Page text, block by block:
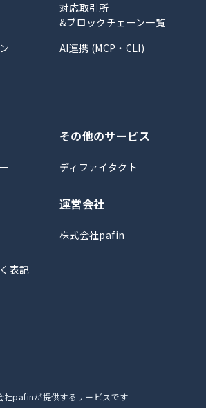
対応取引所
&ブロックチェーン一覧
AI連携 (MCP・CLI)
表記
その他のサービス
ディファイタクト
運営会社
株式会社pafin
社pafinが提供するサービスです